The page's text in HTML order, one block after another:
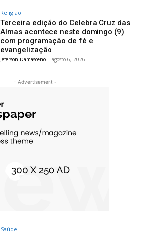
Religião
Terceira edição do Celebra Cruz das
Almas acontece neste domingo (9)
com programação de fé e
evangelização
Jeferson Damasceno - agosto 6, 2026
- Advertisement -
Saúde